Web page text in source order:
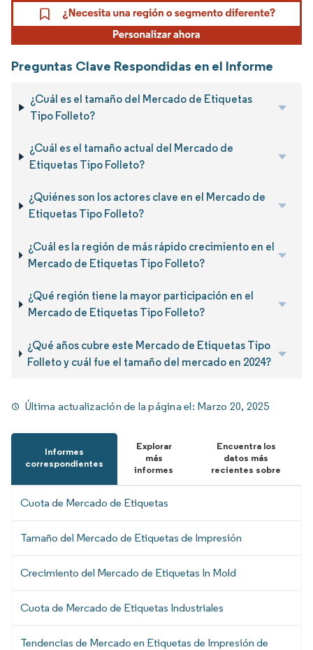
Preguntas Clave Respondidas en el Informe
¿Cuál es el tamaño del Mercado de Etiquetas
Tipo Folleto?
¿Cuál es el tamaño actual del Mercado de
Etiquetas Tipo Folleto?
¿Quiénes son los actores clave en el Mercado de
Etiquetas Tipo Folleto?
¿Cuál es la región de más rápido crecimiento en el
Mercado de Etiquetas Tipo Folleto?
¿Qué región tiene la mayor participación en el
Mercado de Etiquetas Tipo Folleto?
¿Qué años cubre este Mercado de Etiquetas Tipo
Folleto y cuál fue el tamaño del mercado en 2024?
Última actualización de la página el: Marzo 20, 2025
Informes
correspondientes
Explorar
más
informes
Encuentra los
datos más
recientes sobre
Cuota de Mercado de Etiquetas
Tamaño del Mercado de Etiquetas de Impresión
Crecimiento del Mercado de Etiquetas In Mold
Cuota de Mercado de Etiquetas Industriales
Tendencias de Mercado en Etiquetas de Impresión de